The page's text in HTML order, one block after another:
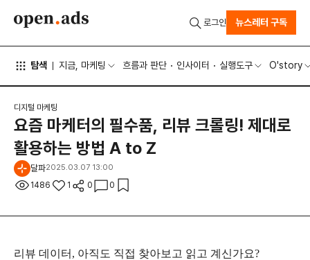
탐색 지금, 마케팅 흐름과 판단 인사이터 실행도구 O'story
로그인 뉴스레터 구독
디지털 마케팅
요즘 마케터의 필수품, 리뷰 크롤링! 제대로
활용하는 방법 A to Z
달파2025.03.07 13:00
1486 1 0 0
리뷰 데이터, 아직도 직접 찾아보고 읽고 계신가요?